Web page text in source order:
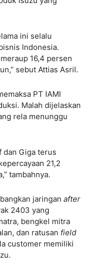
ini selalu
Indonesia.
16,4 persen
sebut Attias Asril.
PT IAMI
Malah dijelaskan
rela menunggu
dan Giga terus
21,2
tambahnya.
jaringan after
2403 yang
bengkel mitra
dan ratusan field
customer memiliki